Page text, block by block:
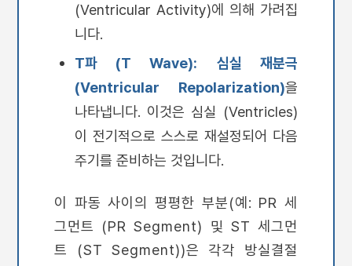
(Ventricular Activity)에 의해 가려집
니다.
T파 (T Wave):
심실 재분극
(Ventricular Repolarization)을
나타냅니다. 이것은 심실 (Ventricles)
이 전기적으로 스스로 재설정되어 다음
주기를 준비하는 것입니다.
이 파동 사이의 평평한 부분(예: PR 세
그먼트 (PR Segment) 및 ST 세그먼
트 (ST Segment))은 각각 방실결절